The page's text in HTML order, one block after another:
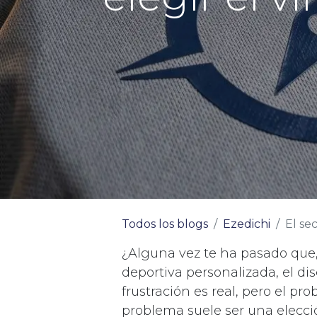
Todos los blogs Ezedichi El
¿Alguna vez te ha pasado
deportiva personalizada, el
frustración es real, pero el
problema suele ser una